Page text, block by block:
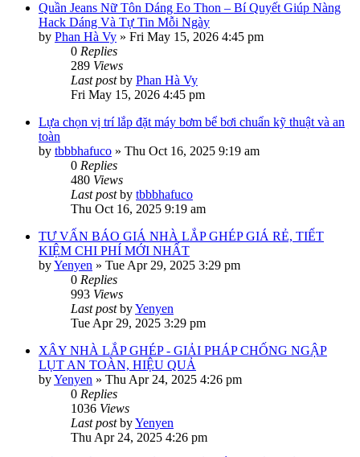
Quần Jeans Nữ Tôn Dáng Eo Thon – Bí Quyết Giúp Nàng
Hack Dáng Và Tự Tin Mỗi Ngày
by Phan Hà Vy » Fri May 15, 2026 4:45 pm
0 Replies
289 Views
Last postby Phan Hà Vy
Fri May 15, 2026 4:45 pm
Lựa chọn vị trí lắp đặt máy bơm bể bơi chuẩn kỹ thuật và an
toàn
by tbbbhafuco » Thu Oct 16, 2025 9:19 am
0 Replies
480 Views
Last postby tbbbhafuco
Thu Oct 16, 2025 9:19 am
TƯ VẤN BÁO GIÁ NHÀ LẮP GHÉP GIÁ RẺ, TIẾT
KIỆM CHI PHÍ MỚI NHẤT
byYenyen » Tue Apr 29, 2025 3:29 pm
0 Replies
993 Views
Last postbyYenyen
Tue Apr 29, 2025 3:29 pm
XÂY NHÀ LẮP GHÉP - GIẢI PHÁP CHỐNG NGẬP
LỤT AN TOÀN, HIỆU QUẢ
byYenyen » Thu Apr 24, 2025 4:26 pm
0 Replies
1036 Views
Last postbyYenyen
Thu Apr 24, 2025 4:26 pm